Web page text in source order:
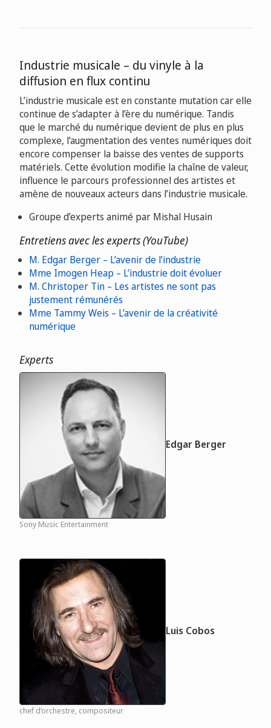
Industrie musicale – du vinyle à la
diffusion en flux continu
L’industrie musicale est en constante mutation car elle
continue de s’adapter à l’ère du numérique. Tandis
que le marché du numérique devient de plus en plus
complexe, l’augmentation des ventes numériques doit
encore compenser la baisse des ventes de supports
matériels. Cette évolution modifie la chaîne de valeur,
influence le parcours professionnel des artistes et
amène de nouveaux acteurs dans l’industrie musicale.
Groupe d’experts animé par Mishal Husain
Entretiens avec les experts (YouTube)
M. Edgar Berger – L’avenir de l’industrie
Mme Imogen Heap – L’industrie doit évoluer
M. Christoper Tin – Les artistes ne sont pas
justement rémunérés
Mme Tammy Weis – L’avenir de la créativité
numérique
Experts
Edgar Berger
Sony Music Entertainment
Luis Cobos
chef d’orchestre, compositeur